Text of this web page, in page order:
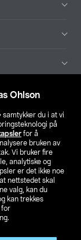
Ohlson
samtykker du i at vi
på
for å
bruken av
Vi bruker fire
analytiske og
er det ikke noe
nettstedet skal
valg, kan du
kan trekkes
for